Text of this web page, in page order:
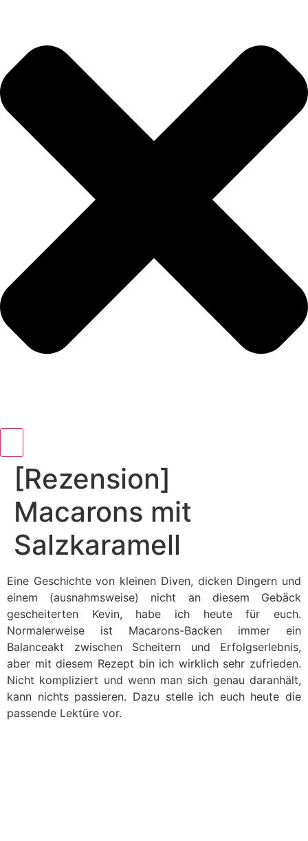
[Rezension]
Macarons mit
Salzkaramell
Eine Geschichte von kleinen Diven, dicken Dingern und
einem (ausnahmsweise) nicht an diesem Gebäck
gescheiterten Kevin, habe ich heute für euch.
Normalerweise ist Macarons-Backen immer ein
Balanceakt zwischen Scheitern und Erfolgserlebnis,
aber mit diesem Rezept bin ich wirklich sehr zufrieden.
Nicht kompliziert und wenn man sich genau daranhält,
kann nichts passieren. Dazu stelle ich euch heute die
passende Lektüre vor.